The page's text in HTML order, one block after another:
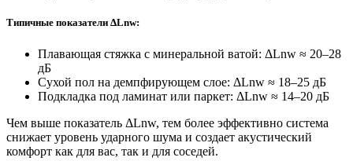
Типичные показатели ΔLnw:
Плавающая стяжка с минеральной ватой: ΔLnw ≈ 20–28
дБ
Сухой пол на демпфирующем слое: ΔLnw ≈ 18–25 дБ
Подкладка под ламинат или паркет: ΔLnw ≈ 14–20 дБ
Чем выше показатель ΔLnw, тем более эффективно система
снижает уровень ударного шума и создает акустический
комфорт как для вас, так и для соседей.